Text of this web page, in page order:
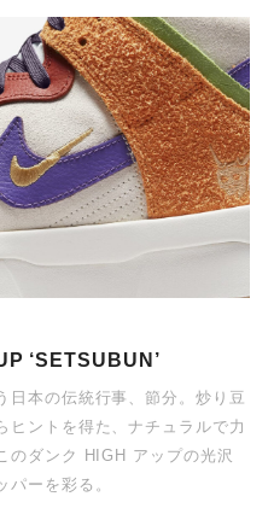
‘SETSUBUN’
日本の伝統行事、節分。炒り豆
ヒントを得た、ナチュラルで力
のダンク HIGH アップの光沢
ーを彩る。